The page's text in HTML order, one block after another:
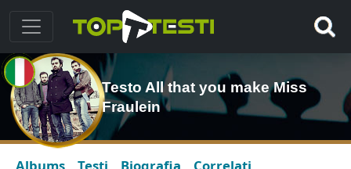
Testo All that you make Miss
Fraulein